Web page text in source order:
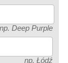
np. Deep Purple
np. Łódź